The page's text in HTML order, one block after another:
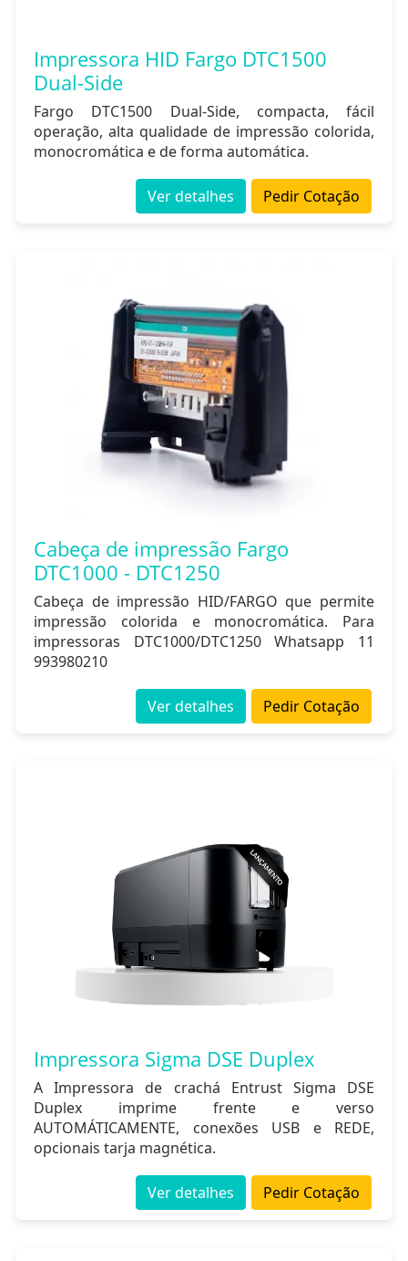
Impressora HID Fargo DTC1500
Dual-Side
Fargo DTC1500 Dual-Side, compacta, fácil
operação, alta qualidade de impressão colorida,
monocromática e de forma automática.
Pedir Cotação
Ver detalhes
Cabeça de impressão Fargo
DTC1000 - DTC1250
Cabeça de impressão HID/FARGO que permite
impressão colorida e monocromática. Para
impressoras DTC1000/DTC1250 Whatsapp 11
993980210
Pedir Cotação
Ver detalhes
Impressora Sigma DSE Duplex
A Impressora de crachá Entrust Sigma DSE
Duplex imprime frente e verso
AUTOMÁTICAMENTE, conexões USB e REDE,
opcionais tarja magnética.
Pedir Cotação
Ver detalhes